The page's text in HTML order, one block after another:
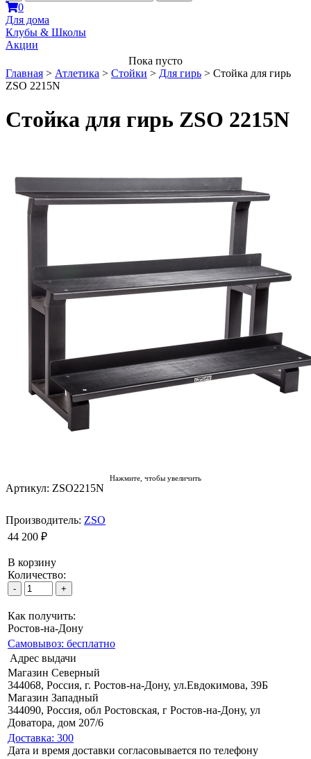
0
Для дома
Клубы & Школы
Акции
Пока пусто
Главная > Атлетика > Стойки > Для гирь > Стойка для гирь
ZSO 2215N
Стойка для гирь ZSO 2215N
Нажмите, чтобы увеличить
Артикул: ZSO2215N
Производитель: ZSO
44 200 ₽
В корзину
Количество:
Как получить:
Ростов-на-Дону
Самовывоз: бесплатно
Адрес выдачи
Магазин Северный
344068, Россия, г. Ростов-на-Дону, ул.Евдокимова, 39Б
Магазин Западный
344090, Россия, обл Ростовская, г Ростов-на-Дону, ул
Доватора, дом 207/6
Доставка: 300
Дата и время доставки согласовывается по телефону